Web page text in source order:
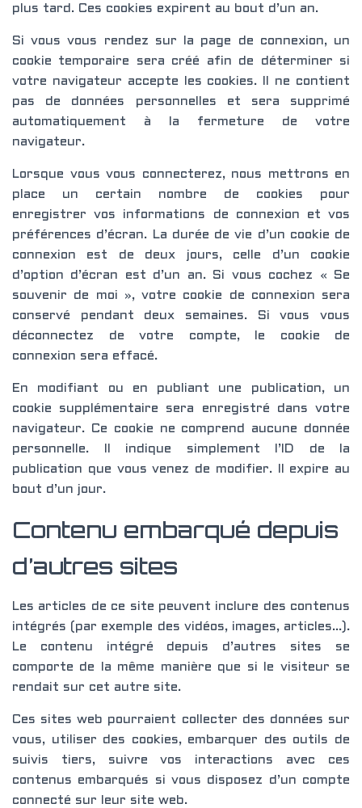
plus tard. Ces cookies expirent au bout d’un an.
Si vous vous rendez sur la page de connexion, un
cookie temporaire sera créé afin de déterminer si
votre navigateur accepte les cookies. Il ne contient
pas de données personnelles et sera supprimé
automatiquement à la fermeture de votre
navigateur.
Lorsque vous vous connecterez, nous mettrons en
place un certain nombre de cookies pour
enregistrer vos informations de connexion et vos
préférences d’écran. La durée de vie d’un cookie de
connexion est de deux jours, celle d’un cookie
d’option d’écran est d’un an. Si vous cochez « Se
souvenir de moi », votre cookie de connexion sera
conservé pendant deux semaines. Si vous vous
déconnectez de votre compte, le cookie de
connexion sera effacé.
En modifiant ou en publiant une publication, un
cookie supplémentaire sera enregistré dans votre
navigateur. Ce cookie ne comprend aucune donnée
personnelle. Il indique simplement l’ID de la
publication que vous venez de modifier. Il expire au
bout d’un jour.
Contenu embarqué depuis
d’autres sites
Les articles de ce site peuvent inclure des contenus
intégrés (par exemple des vidéos, images, articles…).
Le contenu intégré depuis d’autres sites se
comporte de la même manière que si le visiteur se
rendait sur cet autre site.
Ces sites web pourraient collecter des données sur
vous, utiliser des cookies, embarquer des outils de
suivis tiers, suivre vos interactions avec ces
contenus embarqués si vous disposez d’un compte
connecté sur leur site web.